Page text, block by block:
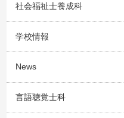
社会福祉士養成科
学校情報
News
言語聴覚士科